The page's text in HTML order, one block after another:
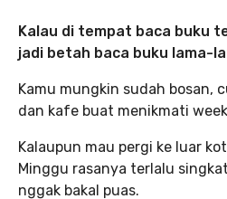
Kalau di tempat baca buku
jadi betah baca buku lama-
Kamu mungkin sudah bosan,
dan kafe buat menikmati
Kalaupun mau pergi ke luar
Minggu rasanya terlalu
nggak bakal puas.